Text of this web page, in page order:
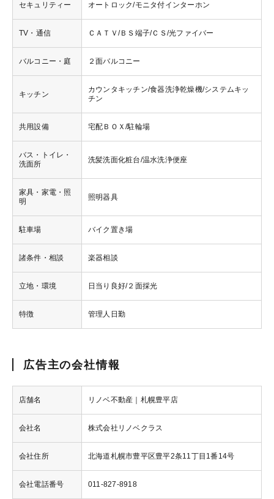
セキュリティー オートロック/モニタ付インターホン
TV・通信 ＣＡＴＶ/ＢＳ端子/ＣＳ/光ファイバー
バルコニー・庭 ２面バルコニー
キッチン
カウンタキッチン/食器洗浄乾燥機/システムキッ
チン
共用設備 宅配ＢＯＸ/駐輪場
バス・トイレ・
洗面所
洗髪洗面化粧台/温水洗浄便座
家具・家電・照
明
照明器具
駐車場 バイク置き場
諸条件・相談 楽器相談
立地・環境 日当り良好/２面採光
特徴 管理人日勤
広告主の会社情報
店舗名 リノベ不動産｜札幌豊平店
会社名 株式会社リノベクラス
会社住所 北海道札幌市豊平区豊平2条11丁目1番14号
会社電話番号 011-827-8918